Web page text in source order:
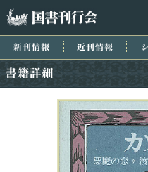
新刊情報 近刊情報